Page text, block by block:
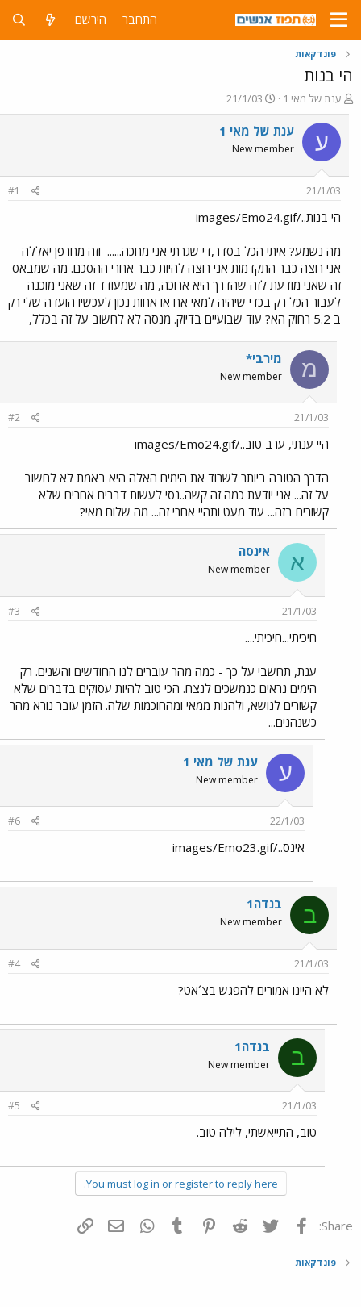
התחבר הירשם
פונדקאות
הי בנות
פ
ו
ת
ח
ה
ש
א
ענת של מאי 1
פ
ו
ר
ם
ר
21/1/03
ע ענת של מאי 1
New member
21/1/03
#1
הי בנות../images/Emo24.gif
מה נשמע? איתי הכל בסדר,די שגרתי אני מחכה...... וזה מחרפן יאללה
אני רוצה כבר התקדמות אני רוצה להיות כבר אחרי ההסכם. מה שמבאס
זה שאני מודעת לזה שהדרך היא ארוכה, מה שמעודד זה שאני מוכנה
לעבור הכל רק בכדי שיהיה למאי אח או אחות נכון לעכשיו הועדה שלי רק
ב 5.2 רחוק הא? עוד שבועיים בדיוק. מנסה לא לחשוב על זה בכלל,
מ מירבי*
New member
21/1/03
#2
היי ענתי, ערב טוב../images/Emo24.gif
הדרך הטובה ביותר לשרוד את הימים האלה היא באמת לא לחשוב
על זה... אני יודעת כמה זה קשה..נסי לעשות דברים אחרים שלא
קשורים בזה... עוד מעט ותהיי אחרי זה... מה שלום מאי?
א אינסה
New member
21/1/03
#3
חיכיתי...חיכיתי....
ענת, תחשבי על כך - כמה מהר עוברים לנו החודשים והשנים. רק
הימים נראים כנמשכים לנצח. הכי טוב להיות עסוקים בדברים שלא
קשורים לנושא, ולהנות ממאי ומהחוכמות שלה. הזמן עובר נורא מהר
כשנהנים...
ע ענת של מאי 1
New member
22/1/03
#6
אינס../images/Emo23.gif
ב בנדה1
New member
21/1/03
#4
לא היינו אמורים להפגש בצ´אט?
ב בנדה1
New member
21/1/03
#5
טוב, התייאשתי, לילה טוב.
You must log in or register to reply here.
Share: פייסבוק Twitter
Reddit
Pinterest
Tumblr
WhatsAppדואר אלקטרוני
פונדקאות